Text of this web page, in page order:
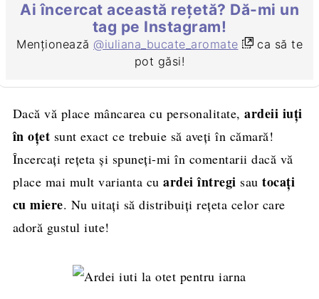
Ai încercat această rețetă? Dă-mi un
tag pe Instagram!
Menționează @iuliana_bucate_aromate
ca să te
pot găsi!
Dacă vă place mâncarea cu personalitate,ardeii iuți
în oțet sunt exact ce trebuie să aveți în cămară!
Încercați rețeta și spuneți-mi în comentarii dacă vă
place mai mult varianta cuardei întregi sautocați
cu miere. Nu uitați să distribuiți rețeta celor care
adoră gustul iute!